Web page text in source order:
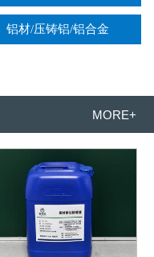
铝材/压铸铝/铝合金
MORE+